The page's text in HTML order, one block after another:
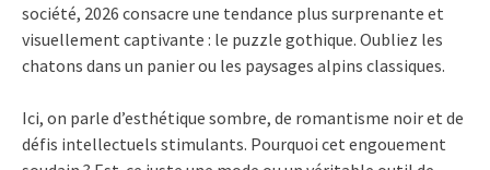
société, 2026 consacre une tendance plus surprenante et
visuellement captivante : le puzzle gothique. Oubliez les
chatons dans un panier ou les paysages alpins classiques.
Ici, on parle d’esthétique sombre, de romantisme noir et de
défis intellectuels stimulants. Pourquoi cet engouement